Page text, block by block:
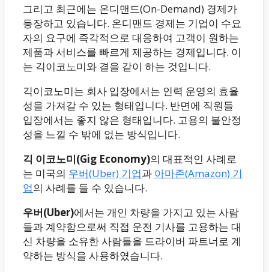
그리고 최근에는 온디맨드(On-Demand) 경제가
등장하고 있습니다. 온디맨드 경제는 기업이 수요
자의 요구에 즉각적으로 대응하여 고객이 원하는
제품과 서비스를 빠르게 제공하는 경제입니다. 이
는 긱이코노미와 결을 같이 하는 것입니다.
긱이코노미는 회사 입장에서는 인력 운영의 효율
성을 가져갈 수 있는 형태입니다. 반면에 직원들
입장에서는 좋지 않은 형태입니다. 고용의 불안정
성을 느낄 수 밖에 없는 방식입니다.
긱 이코노미(Gig Economy)의 대표적인 사례로
는 미국의 우버(Uber) 기업과 아마존(Amazon) 기
업의 사례를 들 수 있습니다.
우버(Uber)에서는 개인 차량을 가지고 있는 사람
들과 계약함으로써 직접 운전 기사를 고용하는 대
신 차량을 소유한 사람들을 드라이버 파트너로 계
약하는 방식을 사용하였습니다.